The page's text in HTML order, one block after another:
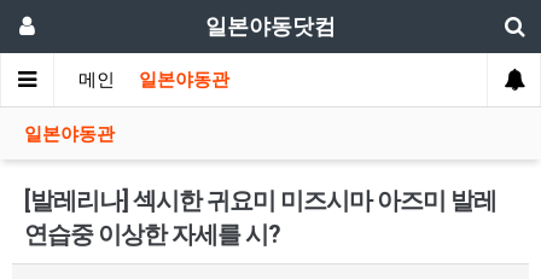
일본야동닷컴
메인 일본야동관
일본야동관
[발레리나] 섹시한 귀요미 미즈시마 아즈미 발레
연습중 이상한 자세를 시?